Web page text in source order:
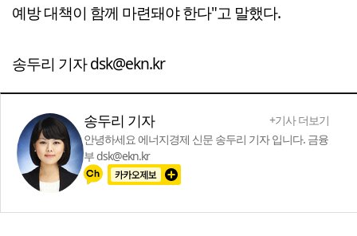
예방 대책이 함께 마련돼야 한다"고 말했다.
송두리 기자 dsk@ekn.kr
송두리 기자
+기사 더보기
안녕하세요 에너지경제 신문 송두리 기자 입니다. 금융
부 dsk@ekn.kr